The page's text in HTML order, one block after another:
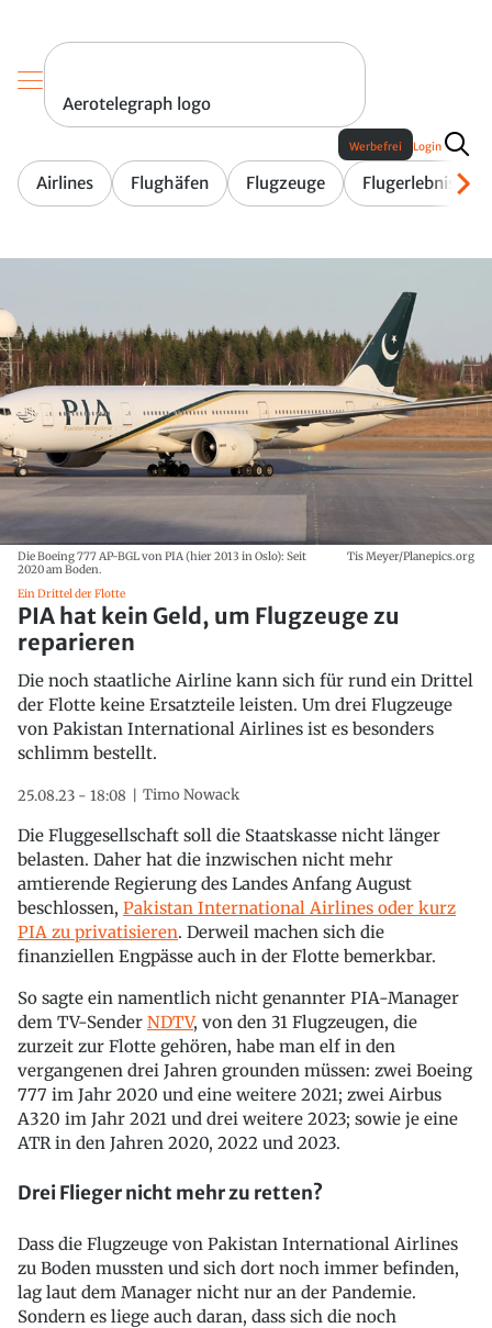
Aerotelegraph logo
Airlines Flughäfen Flugzeuge Flugerlebnis
Werbefrei Login
Die Boeing 777 AP-BGL von PIA (hier 2013 in Oslo): Seit
2020 am Boden.
Tis Meyer/Planepics.org
Ein Drittel der Flotte
PIA hat kein Geld, um Flugzeuge zu
reparieren
Die noch staatliche Airline kann sich für rund ein Drittel
der Flotte keine Ersatzteile leisten. Um drei Flugzeuge
von Pakistan International Airlines ist es besonders
schlimm bestellt.
25.08.23 - 18:08 Timo Nowack
Die Fluggesellschaft soll die Staatskasse nicht länger
belasten. Daher hat die inzwischen nicht mehr
amtierende Regierung des Landes Anfang August
beschlossen, Pakistan International Airlines oder kurz
PIA zu privatisieren. Derweil machen sich die
finanziellen Engpässe auch in der Flotte bemerkbar.
So sagte ein namentlich nicht genannter PIA-Manager
dem TV-Sender NDTV, von den 31 Flugzeugen, die
zurzeit zur Flotte gehören, habe man elf in den
vergangenen drei Jahren grounden müssen: zwei Boeing
777 im Jahr 2020 und eine weitere 2021; zwei Airbus
A320 im Jahr 2021 und drei weitere 2023; sowie je eine
ATR in den Jahren 2020, 2022 und 2023.
Drei Flieger nicht mehr zu retten?
Dass die Flugzeuge von Pakistan International Airlines
zu Boden mussten und sich dort noch immer befinden,
lag laut dem Manager nicht nur an der Pandemie.
Sondern es liege auch daran, dass sich die noch